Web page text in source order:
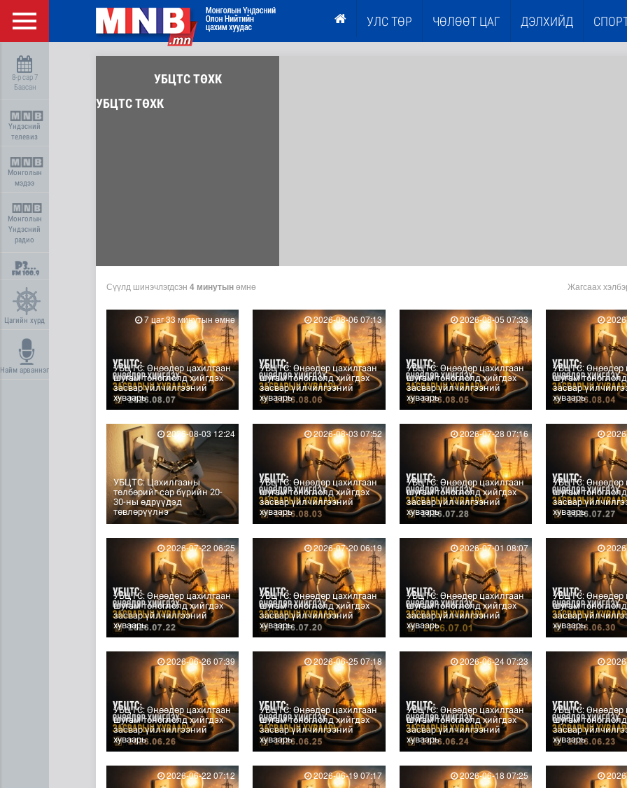
УЛС ТӨР ЧӨЛӨӨТ ЦАГ ДЭЛХИЙД
8-р сар 7
Баасан
Үндэсний
телевиз
Монголын
мэдээ
Монголын
Үндэсний
радио
Цагийн хүрд
Найм арваннэг
УБЦТС ТӨХК
УБЦТС ТӨХК
Сүүлд шинэчлэгдсэн 4 минутынөмнө Жагсаах
УБЦТС: Өнөөдөр цахилгаан
шугам тоноглолд хийгдэх
засвар үйлчилгээний
хуваарь
7 цаг 33 минутын өмнө
УБЦТС: Өнөөдөр цахилгаан
шугам тоноглолд хийгдэх
засвар үйлчилгээний
хуваарь
2026-08-06 07:13
УБЦТС: Өнөөдөр цахилгаан
шугам тоноглолд хийгдэх
засвар үйлчилгээний
хуваарь
2026-08-05 07:33
УБЦТС: Өнөөдөр
шугам
засвар
хуваарь
УБЦТС: Цахилгааны
төлбөрийг сар бүрийн 20-
30-ны өдрүүдэд
төвлөрүүлнэ
2026-08-03 12:24
УБЦТС: Өнөөдөр цахилгаан
шугам тоноглолд хийгдэх
засвар үйлчилгээний
хуваарь
2026-08-03 07:52
УБЦТС: Өнөөдөр цахилгаан
шугам тоноглолд хийгдэх
засвар үйлчилгээний
хуваарь
2026-07-28 07:16
УБЦТС: Өнөөдөр
шугам
засвар
хуваарь
УБЦТС: Өнөөдөр цахилгаан
шугам тоноглолд хийгдэх
засвар үйлчилгээний
хуваарь
2026-07-22 06:25
УБЦТС: Өнөөдөр цахилгаан
шугам тоноглолд хийгдэх
засвар үйлчилгээний
хуваарь
2026-07-20 06:19
УБЦТС: Өнөөдөр цахилгаан
шугам тоноглолд хийгдэх
засвар үйлчилгээний
хуваарь
2026-07-01 08:07
УБЦТС: Өнөөдөр
шугам
засвар
хуваарь
УБЦТС: Өнөөдөр цахилгаан
шугам тоноглолд хийгдэх
засвар үйлчилгээний
хуваарь
2026-06-26 07:39
УБЦТС: Өнөөдөр цахилгаан
шугам тоноглолд хийгдэх
засвар үйлчилгээний
хуваарь
2026-06-25 07:18
УБЦТС: Өнөөдөр цахилгаан
шугам тоноглолд хийгдэх
засвар үйлчилгээний
хуваарь
2026-06-24 07:23
УБЦТС: Өнөөдөр
шугам
засвар
хуваарь
2026-06-22 07:12 2026-06-19 07:17 2026-06-18 07:25